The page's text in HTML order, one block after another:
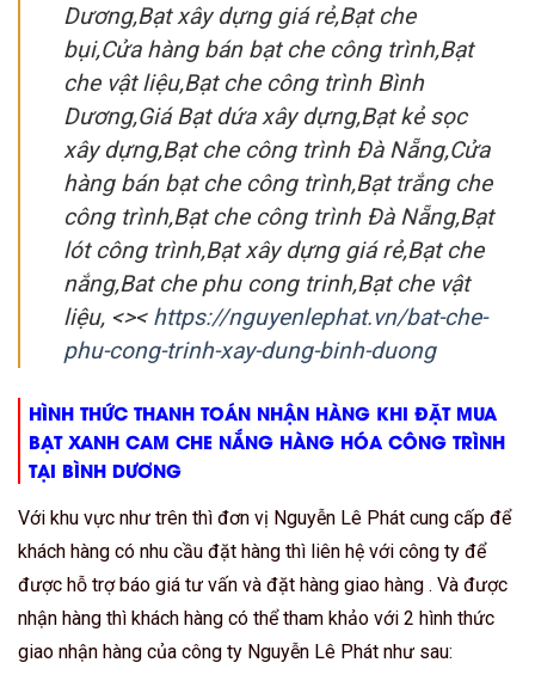
Dương,Bạt xây dựng giá rẻ,Bạt che
bụi,Cửa hàng bán bạt che công trình,Bạt
che vật liệu,Bạt che công trình Bình
Dương,Giá Bạt dứa xây dựng,Bạt kẻ sọc
xây dựng,Bạt che công trình Đà Nẵng,Cửa
hàng bán bạt che công trình,Bạt trắng che
công trình,Bạt che công trình Đà Nẵng,Bạt
lót công trình,Bạt xây dựng giá rẻ,Bạt che
nắng,Bat che phu cong trinh,Bạt che vật
liệu, <>< https://nguyenlephat.vn/bat-che-
phu-cong-trinh-xay-dung-binh-duong
HÌNH THỨC THANH TOÁN NHẬN HÀNG KHI ĐẶT MUA
BẠT XANH CAM CHE NẮNG HÀNG HÓA CÔNG TRÌNH
TẠI BÌNH DƯƠNG
Với khu vực như trên thì đơn vị Nguyễn Lê Phát cung cấp để
khách hàng có nhu cầu đặt hàng thì liên hệ với công ty để
được hỗ trợ báo giá tư vấn và đặt hàng giao hàng . Và được
nhận hàng thì khách hàng có thể tham khảo với 2 hình thức
giao nhận hàng của công ty Nguyễn Lê Phát như sau: